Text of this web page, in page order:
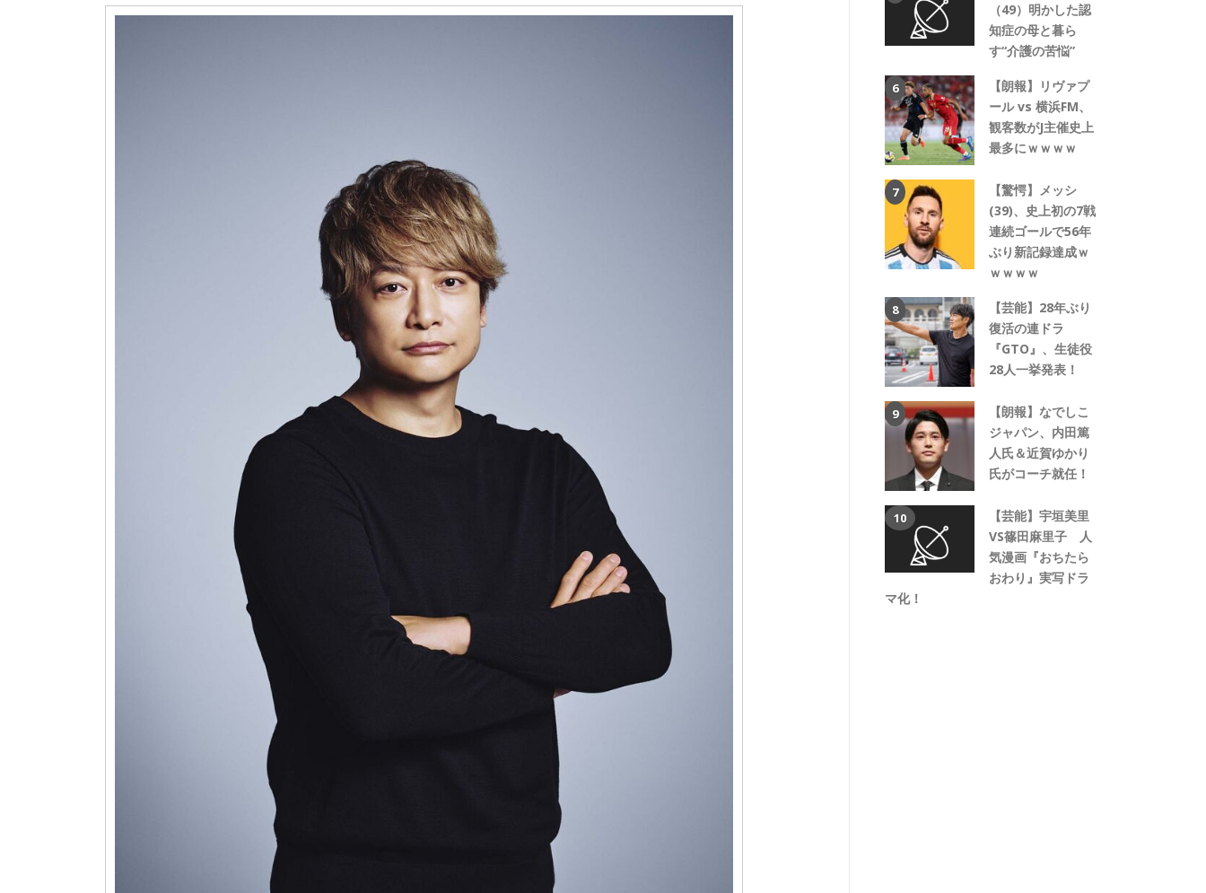
（49）明かした認
知症の母と暮ら
す“介護の苦悩”
【朗報】リヴァプ
ール vs 横浜FM、
観客数がJ主催史上
最多にｗｗｗｗ
【驚愕】メッシ
(39)、史上初の7戦
連続ゴールで56年
ぶり新記録達成ｗ
ｗｗｗｗ
【芸能】28年ぶり
復活の連ドラ
『GTO』、生徒役
28人一挙発表！
【朗報】なでしこ
ジャパン、内田篤
人氏＆近賀ゆかり
氏がコーチ就任！
【芸能】宇垣美里
VS篠田麻里子 人
気漫画『おちたら
おわり』実写ドラ
マ化！